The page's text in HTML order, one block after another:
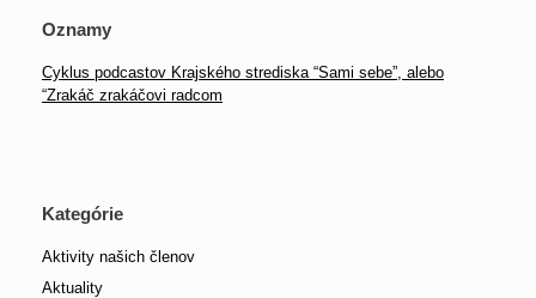
Oznamy
Cyklus podcastov Krajského strediska “Sami sebe”, alebo
“Zrakáč zrakáčovi radcom
Kategórie
Aktivity našich členov
Aktuality